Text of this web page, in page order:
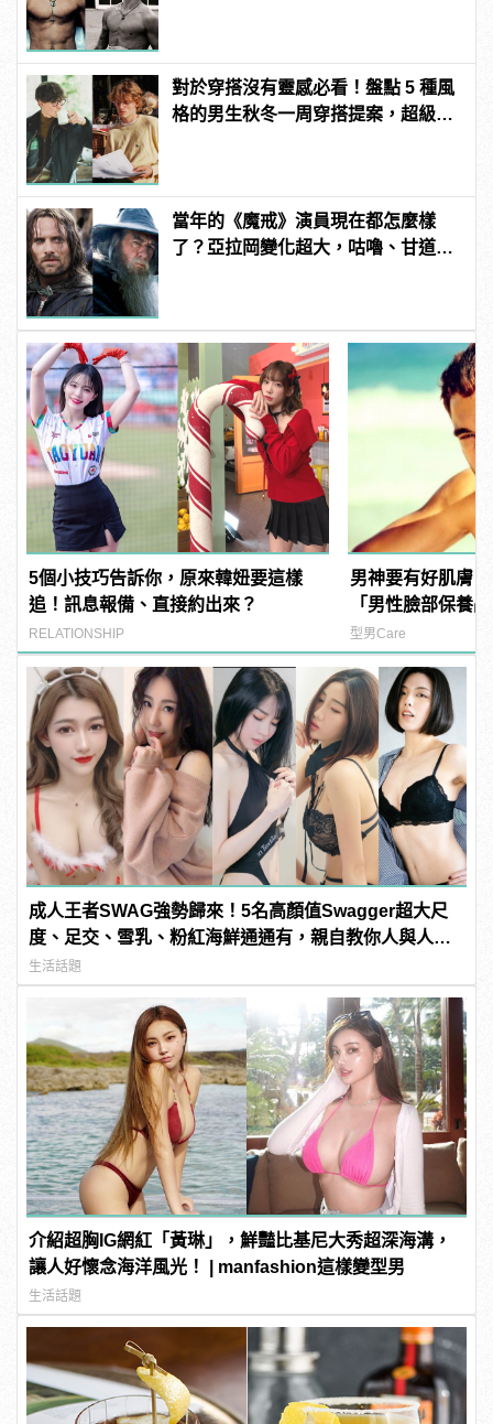
對於穿搭沒有靈感必看！盤點 5 種風
格的男生秋冬一周穿搭提案，超級型
當年的《魔戒》演員現在都怎麼樣
了？亞拉岡變化超大，咕嚕、甘道
5個小技巧告訴你，原來韓妞要這樣
追！訊息報備、直接約出來？
RELATIONSHIP
男神要有好肌膚
「男性臉部保養
嗎？
型男Care
成人王者SWAG強勢歸來！5名高顏值Swagger超大尺
度、足交、雪乳、粉紅海鮮通通有，親自教你人與人的
連結！ | manfashion這樣變型男
生活話題
介紹超胸IG網紅「黃琳」，鮮豔比基尼大秀超深海溝，
讓人好懷念海洋風光！ | manfashion這樣變型男
生活話題